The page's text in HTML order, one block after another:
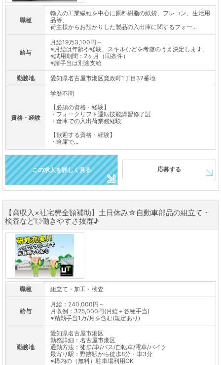
職種
輸入の工業繊維を中心に原料樹脂の紙袋、フレコン、生活用
品等、
荷主様からお預かりした製品の入出庫に関するフォー...
給与
月給19万3,100円～
※月給は年齢や経験、スキルなどを考慮のうえ決定します。
※試用期間：2ヶ月（同条件）
※諸手当は別途支給
勤務地 愛知県名古屋市港区寛政町1丁目37番地
資格・経験
学歴不問
【必須の資格・経験】
・フォークリフト運転技能講習修了証
・倉庫での入出荷業務経験
【歓迎する資格・経験】
・倉庫で...
この求人を詳しく見る 応募する
【高収入×社宅費全額補助】土日休み☆自動車部品の組立て・
検査など◎働きやすさ抜群♪
職種 組立て・加工・検査
給与
月給：240,000円～
月収例：325,000円(月給＋各種手当)
※精勤手当1万/月を含む(規定あり)
勤務地
愛知県名古屋市港区
勤務詳細：名古屋市港区
通勤方法：徒歩/車/バス/自転車/電車/バイク
最寄り駅：野跡駅から徒歩8分・車3分
※構内の（無料）駐車場利用OK